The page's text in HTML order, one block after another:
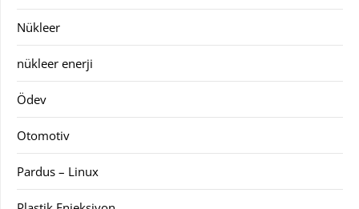
Nükleer
nükleer enerji
Ödev
Otomotiv
Pardus – Linux